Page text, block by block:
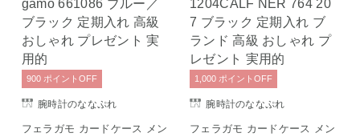
腕時計のななぷれ
フェラガモ カードケース メン
900 ポイント OFF
腕時計のななぷれ
フェラガモ カードケース メン
1,000 ポイント OFF